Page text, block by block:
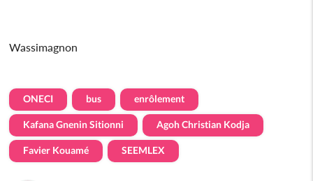
Wassimagnon
ONECI bus enrôlement
Kafana Gnenin Sitionni Agoh Christian Kodja
Favier Kouamé SEEMLEX